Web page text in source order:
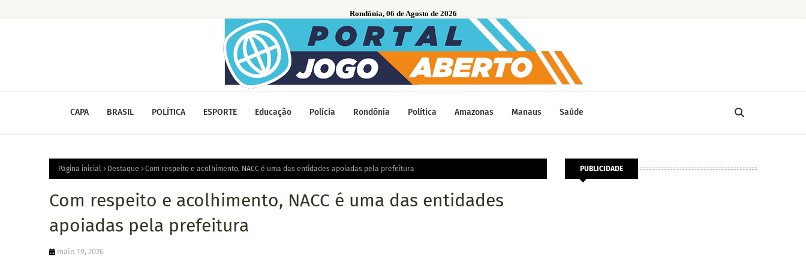
Rondônia, 06 de Agosto de 2026
CAPA BRASIL POLÍTICA ESPORTE Educação Polícia Rondônia Política Amazonas Manaus Saúde
Página inicial Destaque Com respeito e acolhimento, NACC é uma das entidades apoiadas pela prefeitura
Com respeito e acolhimento, NACC é uma das entidades
apoiadas pela prefeitura
maio 19, 2026
PUBLICIDADE